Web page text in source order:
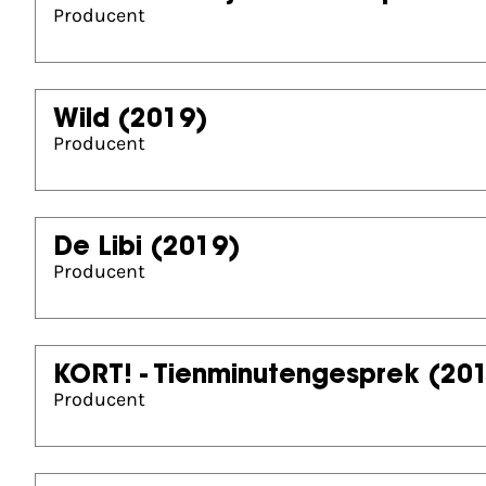
Producent
Wild (2019)
Producent
De Libi (2019)
Producent
KORT! - Tienminutengesprek
Producent